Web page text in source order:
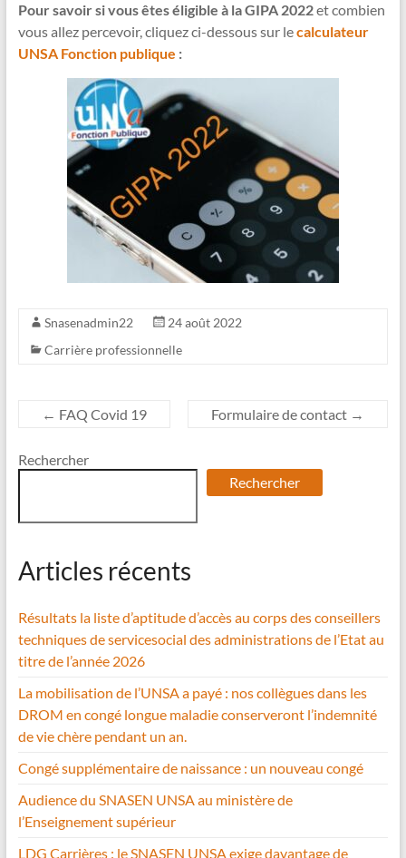
Pour savoir si vous êtes éligible à la GIPA 2022et combien
vous allez percevoir, cliquez ci-dessous sur lecalculateur
UNSA Fonction publique :
Snasenadmin22
24 août 2022
Carrière professionnelle
← FAQ Covid 19 Formulaire de contact →
Rechercher
Rechercher
Articles récents
Résultats la liste d’aptitude d’accès au corps des conseillers
techniques de servicesocial des administrations de l’Etat au
titre de l’année 2026
La mobilisation de l’UNSA a payé : nos collègues dans les
DROM en congé longue maladie conserveront l’indemnité
de vie chère pendant un an.
Congé supplémentaire de naissance : un nouveau congé
Audience du SNASEN UNSA au ministère de
l’Enseignement supérieur
LDG Carrières : le SNASEN UNSA exige davantage de